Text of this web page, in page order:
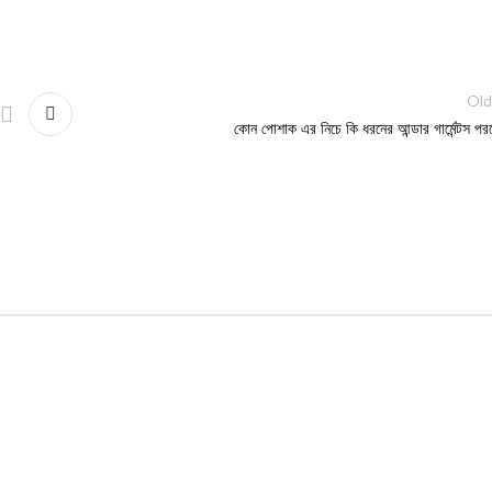
কোন পোশাক এর নিচে কি ধরনের আন্ডার গার্মেন্টস